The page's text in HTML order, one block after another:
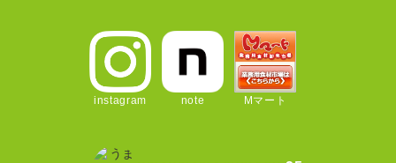
instagram note Mマート